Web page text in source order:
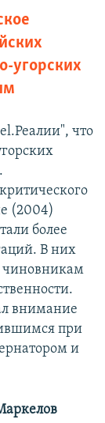
угорских
что
(2004)
более
В них
чиновникам
внимание
при
и